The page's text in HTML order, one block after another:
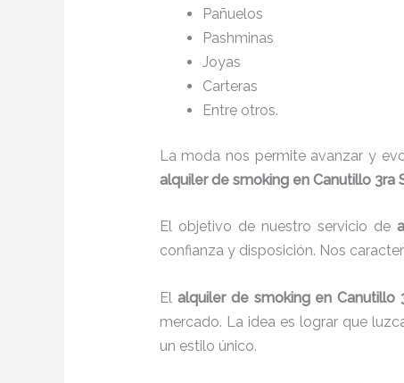
Pañuelos
Pashminas
Joyas
Carteras
Entre otros.
La moda nos permite avanzar y
alquiler de smoking en Canutillo 3ra
El objetivo de nuestro servicio de
confianza y disposición. Nos
El alquiler de smoking en Canutillo
mercado. La idea es lograr que
un estilo único.